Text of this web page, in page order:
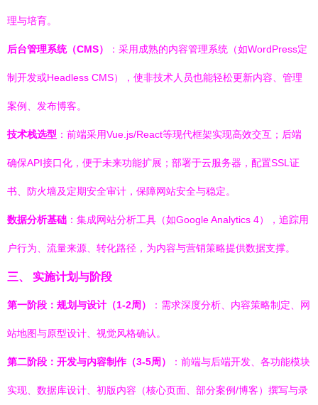
理与培育。
后台管理系统（CMS） ：采用成熟的内容管理系统（如WordPress定
制开发或Headless CMS），使非技术人员也能轻松更新内容、管理
案例、发布博客。
技术栈选型 ：前端采用Vue.js/React等现代框架实现高效交互；后端
确保API接口化，便于未来功能扩展；部署于云服务器，配置SSL证
书、防火墙及定期安全审计，保障网站安全与稳定。
数据分析基础 ：集成网站分析工具（如Google Analytics 4），追踪用
户行为、流量来源、转化路径，为内容与营销策略提供数据支撑。
三、 实施计划与阶段
第一阶段：规划与设计（1-2周） ：需求深度分析、内容策略制定、网
站地图与原型设计、视觉风格确认。
第二阶段：开发与内容制作（3-5周） ：前端与后端开发、各功能模块
实现、数据库设计、初版内容（核心页面、部分案例/博客）撰写与录